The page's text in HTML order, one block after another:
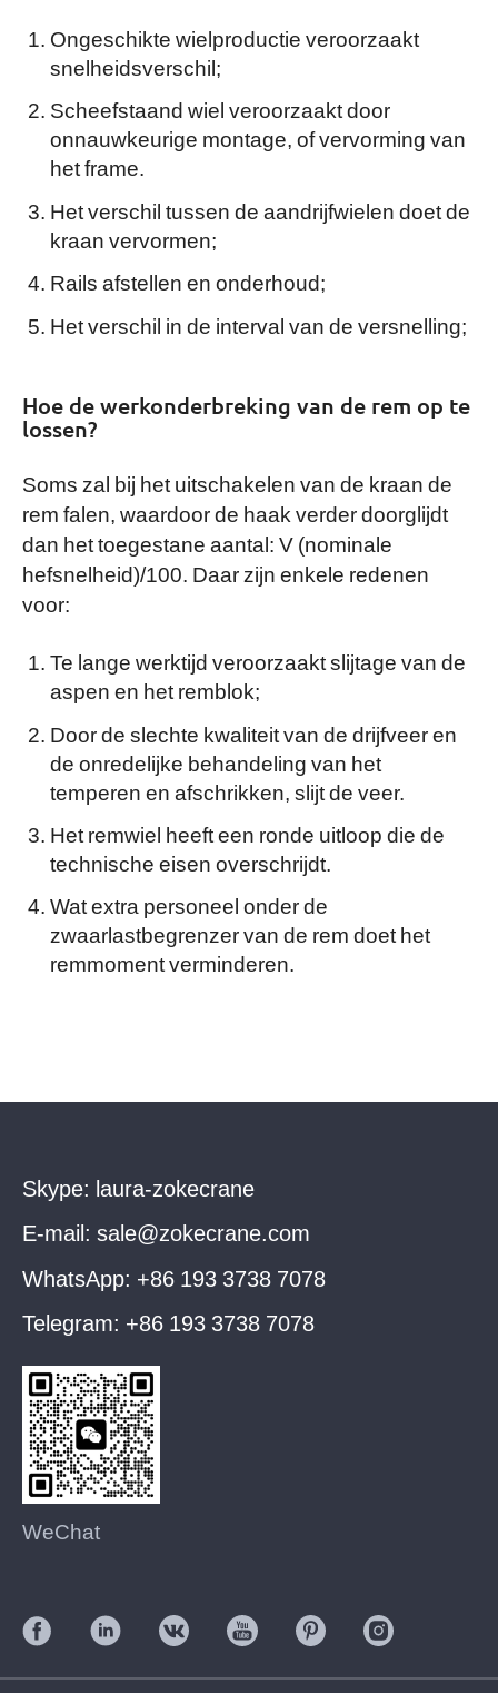
Ongeschikte wielproductie veroorzaakt
snelheidsverschil;
Scheefstaand wiel veroorzaakt door
onnauwkeurige montage, of vervorming van
het frame.
Het verschil tussen de aandrijfwielen doet de
kraan vervormen;
Rails afstellen en onderhoud;
Het verschil in de interval van de versnelling;
Hoe de werkonderbreking van de rem op te
lossen?
Soms zal bij het uitschakelen van de kraan de
rem falen, waardoor de haak verder doorglijdt
dan het toegestane aantal: V (nominale
hefsnelheid)/100. Daar zijn enkele redenen
voor:
Te lange werktijd veroorzaakt slijtage van de
aspen en het remblok;
Door de slechte kwaliteit van de drijfveer en
de onredelijke behandeling van het
temperen en afschrikken, slijt de veer.
Het remwiel heeft een ronde uitloop die de
technische eisen overschrijdt.
Wat extra personeel onder de
zwaarlastbegrenzer van de rem doet het
remmoment verminderen.
Skype: laura-zokecrane
E-mail: sale@zokecrane.com
WhatsApp: +86 193 3738 7078
Telegram: +86 193 3738 7078
WeChat